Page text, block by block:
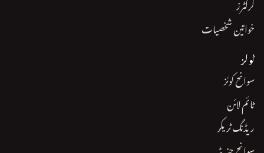
خواتین شخصیات
ٹولز
سوانح کوئز
ٹائم لائن
ریڈنگ ٹریکر